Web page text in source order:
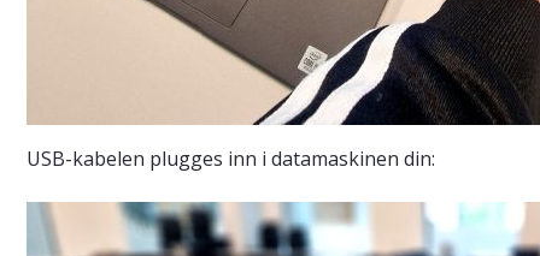
USB-kabelen plugges inn i datamaskinen din: